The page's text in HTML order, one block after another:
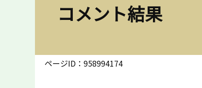
コメント結果
ページID：958994174